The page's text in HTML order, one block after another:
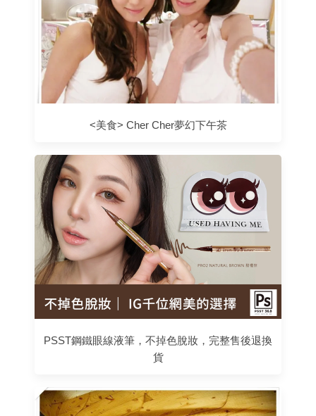
<美食> Cher Cher夢幻下午茶
PSST鋼鐵眼線液筆，不掉色脫妝，完整售後退換
貨